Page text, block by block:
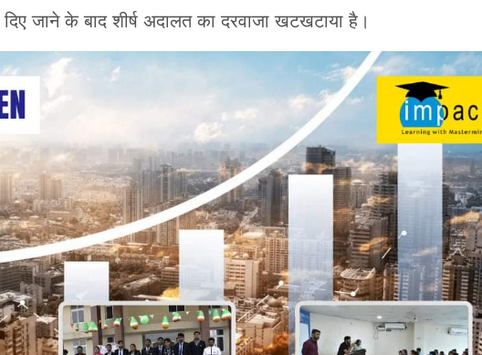
जाने के बाद शीर्ष अदालत का दरवाजा खटखटाया है।